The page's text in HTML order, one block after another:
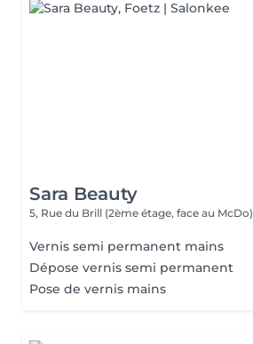
Sara Beauty
5, Rue du Brill (2ème étage, face au McDo)
Vernis semi permanent mains
Dépose vernis semi permanent
Pose de vernis mains